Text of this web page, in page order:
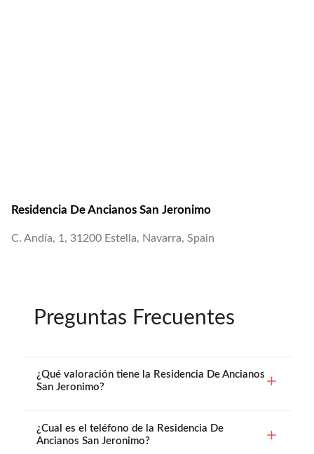
Residencia De Ancianos San Jeronimo
C. Andía, 1, 31200 Estella, Navarra, Spain
Preguntas Frecuentes
¿Qué valoración tiene la Residencia De Ancianos
San Jeronimo?
¿Cual es el teléfono de la Residencia De
Ancianos San Jeronimo?